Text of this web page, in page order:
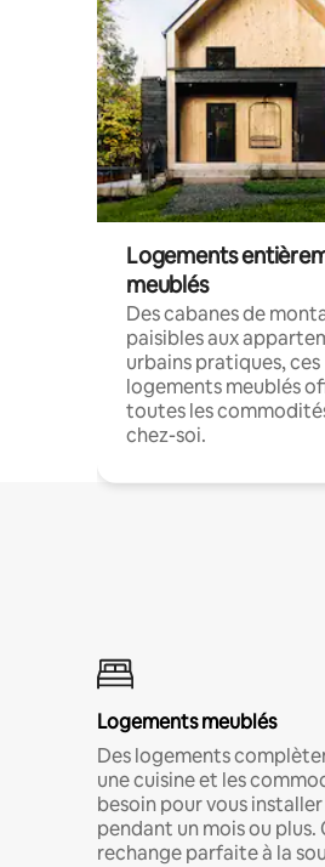
Logements
meublés
Des cabanes de
paisibles aux
urbains pratiques, ces
logements meublés
toutes les
chez-soi.
Logements meublés
Des logements
une cuisine et les
besoin pour vous
pendant un mois ou
rechange parfaite à la